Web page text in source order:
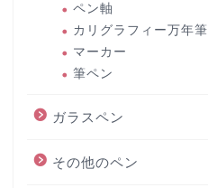
ペン軸
カリグラフィー万年筆
マーカー
筆ペン
ガラスペン
その他のペン